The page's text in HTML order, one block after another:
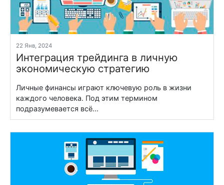
22 Янв, 2024
Интеграция трейдинга в личную
экономическую стратегию
Личные финансы играют ключевую роль в жизни
каждого человека. Под этим термином
подразумевается всё...